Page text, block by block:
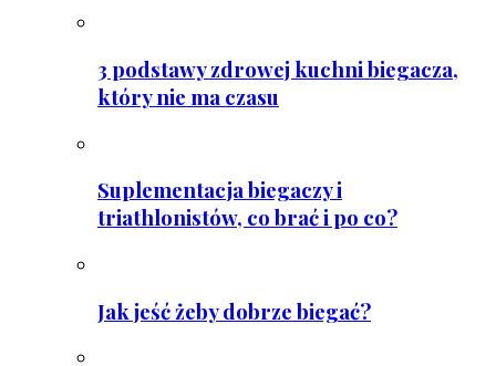
3 podstawy zdrowej kuchni biegacza,
który nie ma czasu
Suplementacja biegaczy i
triathlonistów, co brać i po co?
Jak jeść żeby dobrze biegać?